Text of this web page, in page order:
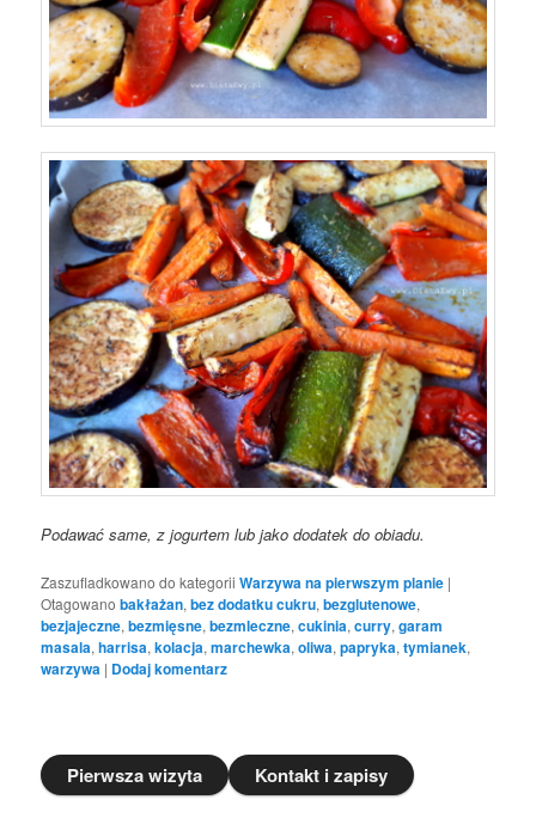
Podawać same, z jogurtem lub jako dodatek do obiadu.
Zaszufladkowano do kategorii Warzywa na pierwszym planie |
Otagowano bakłażan,bez dodatku cukru,bezglutenowe,
bezjajeczne,bezmięsne,bezmleczne,cukinia,curry,garam
masala,harrisa,kolacja,marchewka,oliwa,papryka,tymianek,
warzywa | Dodaj komentarz
Pierwsza wizyta Kontakt i zapisy